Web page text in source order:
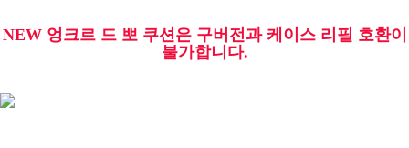
NEW 엉크르 드 뽀 쿠션은 구버전과 케이스 리필 호환이
불가합니다.